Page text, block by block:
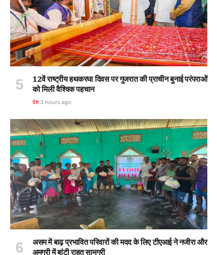
12वें राष्ट्रीय हथकरघा दिवस पर गुजरात की प्राचीन बुनाई परंपराओं
को मिली वैश्विक पहचान
देश 3 hours ago
असम में बाढ़ प्रभावित परिवारों की मदद के लिए टीएआई ने नजीरा और
अमगुरी में बांटी राहत सामग्री